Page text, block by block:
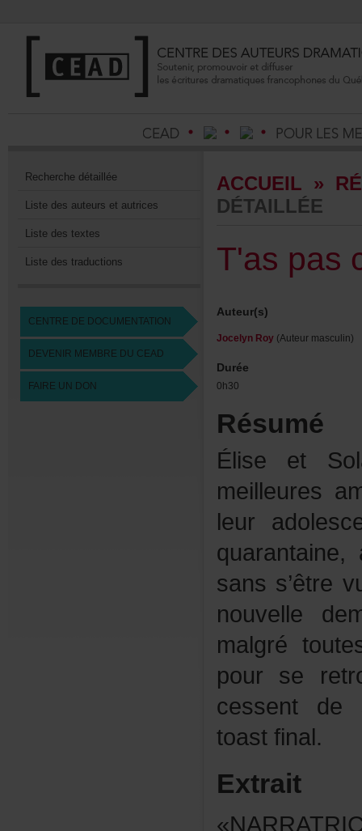
Recherchedétaillée
Listedesauteursetautrices
Listedestextes
Listedestraductions
CENTREDEDOCUMENTATION
DEVENIRMEMBREDUCEAD
FAIREUNDON
ACCUEIL »
DÉTAILLÉE
Auteur(s)
JocelynRoy(Auteurmasculin)
Durée
0h30
Résumé
toastfinal.
Extrait